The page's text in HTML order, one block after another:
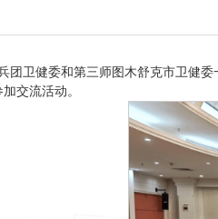
团卫健委和第三师图木舒克市卫健
交流活动。